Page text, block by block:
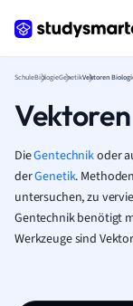
SchuleBiologieGenetikVektoren
DieGentechnikoder
derGenetik.
untersuchen, zu
Gentechnik benötigt
Werkzeuge sind